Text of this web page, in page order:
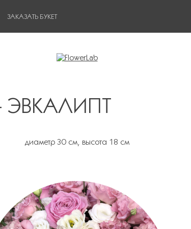
ЗАКАЗАТЬ БУКЕТ
ЭВКАЛИПТ
диаметр 30 см, высота 18 см